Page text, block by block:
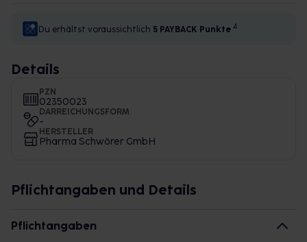
Du erhältst voraussichtlich 5 PAYBACK Punkte 4
Details
PZN
02350023
DARREICHUNGSFORM
-
HERSTELLER
Pharma Schwörer GmbH
Pflichtangaben und Details
Pflichtangaben